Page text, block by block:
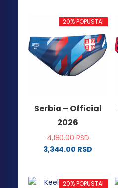
ima
varijanti.
Opcije
mogu
biti
stranici
proizvoda.
20% POPUSTA!
Serbia – Official
2026
4,180.00RSD
3,344.00 RSD
ima
20% POPUSTA!